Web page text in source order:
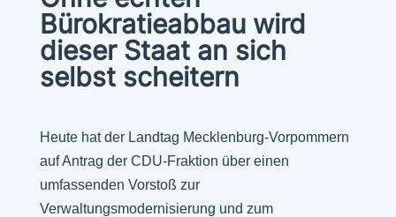
Bürokratieabbau wird
dieser Staat an sich
selbst scheitern
Heute hat der Landtag Mecklenburg-Vorpommern
auf Antrag der CDU-Fraktion über einen
umfassenden Vorstoß zur
Verwaltungsmodernisierung und zum